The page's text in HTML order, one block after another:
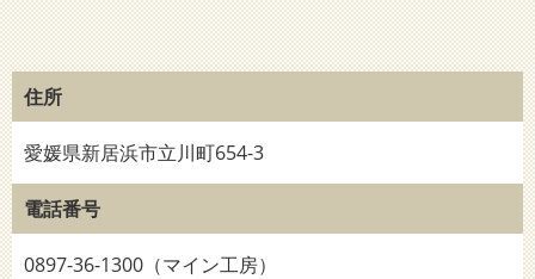
住所
愛媛県新居浜市立川町654-3
電話番号
0897-36-1300（マイン工房）